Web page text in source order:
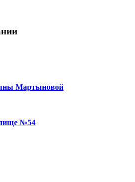
Мартыновой
№54